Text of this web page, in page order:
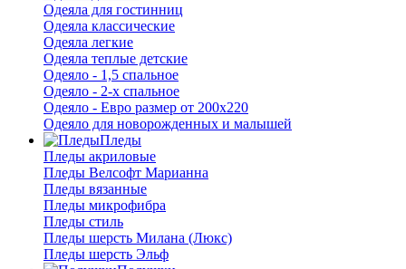
Одеяла для гостинниц
Одеяла классические
Одеяла легкие
Одеяла теплые детские
Одеяло - 1,5 спальное
Одеяло - 2-х спальное
Одеяло - Евро размер от 200х220
Одеяло для новорожденных и малышей
Пледы
Пледы акриловые
Пледы Велсофт Марианна
Пледы вязанные
Пледы микрофибра
Пледы стиль
Пледы шерсть Милана (Люкс)
Пледы шерсть Эльф